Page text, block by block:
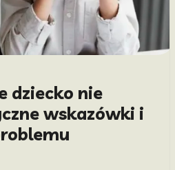
dziecko nie
wskazówki i